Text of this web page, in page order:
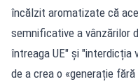
încălzit aromatizate că
semnificative a vânzărilor
întreaga UE" și "interdicția
de a crea o «generație